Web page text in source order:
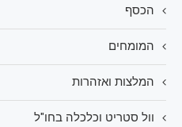
הכסף
המומחים
המלצות ואזהרות
וול סטריט וכלכלה בחו"ל